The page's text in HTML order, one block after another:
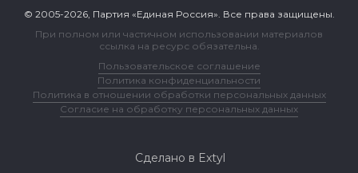
© 2005-2026, Партия «Единая Россия». Все права защищены.
При полном или частичном использовании материалов
ссылка на ресурс обязательна.
Пользовательское соглашение
Политика конфиденциальности
Политика в отношении обработки персональных данных
Согласие на обработку персональных данных
Сделано в Extyl